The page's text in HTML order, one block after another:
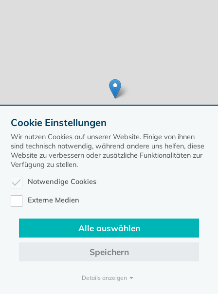
zurück zur Übersicht der Veranstaltungen
Datenschutz
Evangelische Kirche in Mecklenburg-Vorpommern © 2026
Cookie Einstellungen
Wir nutzen Cookies auf unserer Website. Einige von ihnen
sind technisch notwendig, während andere uns helfen, diese
Website zu verbessern oder zusätzliche Funktionalitäten zur
Verfügung zu stellen.
Notwendige Cookies
Externe Medien
Alle auswählen
Speichern
Details anzeigen